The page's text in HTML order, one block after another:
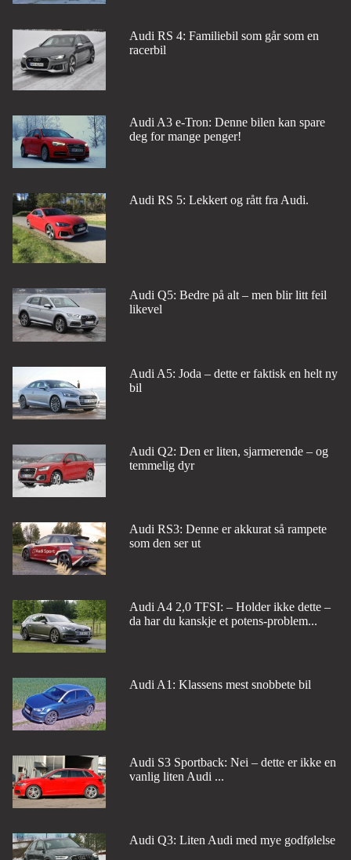
Audi RS 4: Familiebil som går som en
racerbil
Audi A3 e-Tron: Denne bilen kan spare
deg for mange penger!
Audi RS 5: Lekkert og rått fra Audi.
Audi Q5: Bedre på alt – men blir litt feil
likevel
Audi A5: Joda – dette er faktisk en helt ny
bil
Audi Q2: Den er liten, sjarmerende – og
temmelig dyr
Audi RS3: Denne er akkurat så rampete
som den ser ut
Audi A4 2,0 TFSI: – Holder ikke dette –
da har du kanskje et potens-problem...
Audi A1: Klassens mest snobbete bil
Audi S3 Sportback: Nei – dette er ikke en
vanlig liten Audi ...
Audi Q3: Liten Audi med mye godfølelse